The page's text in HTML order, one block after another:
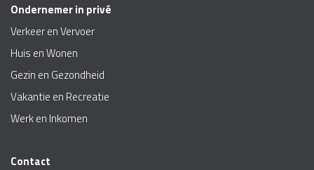
Ondernemer in privé
Verkeer en Vervoer
Huis en Wonen
Gezin en Gezondheid
Vakantie en Recreatie
Werk en Inkomen
Contact